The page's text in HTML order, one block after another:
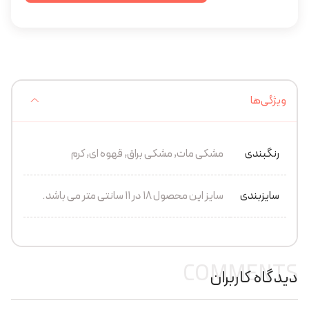
ویژگی‌ها
رنگبندی مشکی مات, مشکی براق, قهوه ای, کرم
سایزبندی سایز این محصول 18 در 11 سانتی متر می باشد.
دیدگاه کاربران
COMMENTS